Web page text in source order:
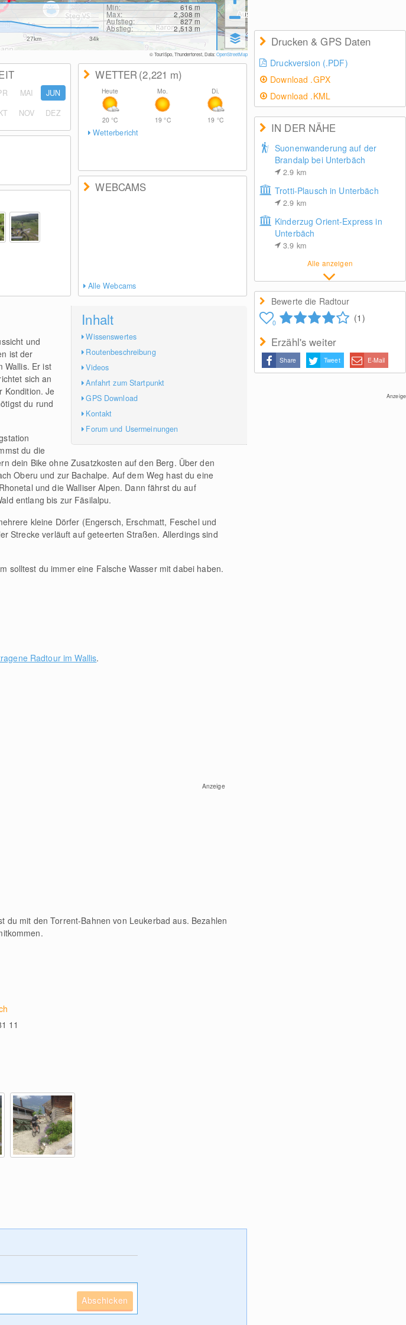
27km 34km
Min: 616m
Max: 2,308m
Aufstieg: 827m
Abstieg: 2,513m
© TouriSpo, Thunderforest, Data:OpenStreetMap
Drucken & GPS Daten
Druckversion (.PDF)
Download .GPX
Download .KML
IN DER NÄHE
Suonenwanderung auf der
Brandalp bei Unterbäch
2.9 km
Trotti-Plausch in Unterbäch
2.9 km
Kinderzug Orient-Express in
Unterbäch
3.9 km
Alle anzeigen
Bewerte die Radtour
0 (1)
Erzähl's weiter
Share Tweet E-Mail
Anzeige
MAI
JUN
NOV DEZ
WETTER(2,221 m)
Heute
20°C
Mo.
19°C
Di.
19 °C
Wetterbericht
WEBCAMS
Alle Webcams
Inhalt
Wissenswertes
Routenbeschreibung
Videos
Anfahrt zum Startpunkt
GPS Download
Kontakt
Forum und Usermeinungen
und
ist der
Wallis. Er ist
sich an
Kondition. Je
du rund
du die
dein Bike ohne Zusatzkosten auf den Berg. Über den
Oberu und zur Bachalpe. Auf dem Weg hast du eine
und die Walliser Alpen. Dann fährst du auf
entlang bis zur Fäsilalpu.
kleine Dörfer (Engersch, Erschmatt, Feschel und
Strecke verläuft auf geteerten Straßen. Allerdings sind
solltest du immer eine Falsche Wasser mit dabei haben.
Radtour im Wallis.
Anzeige
mit den Torrent-Bahnen von Leukerbad aus. Bezahlen
11
Abschicken